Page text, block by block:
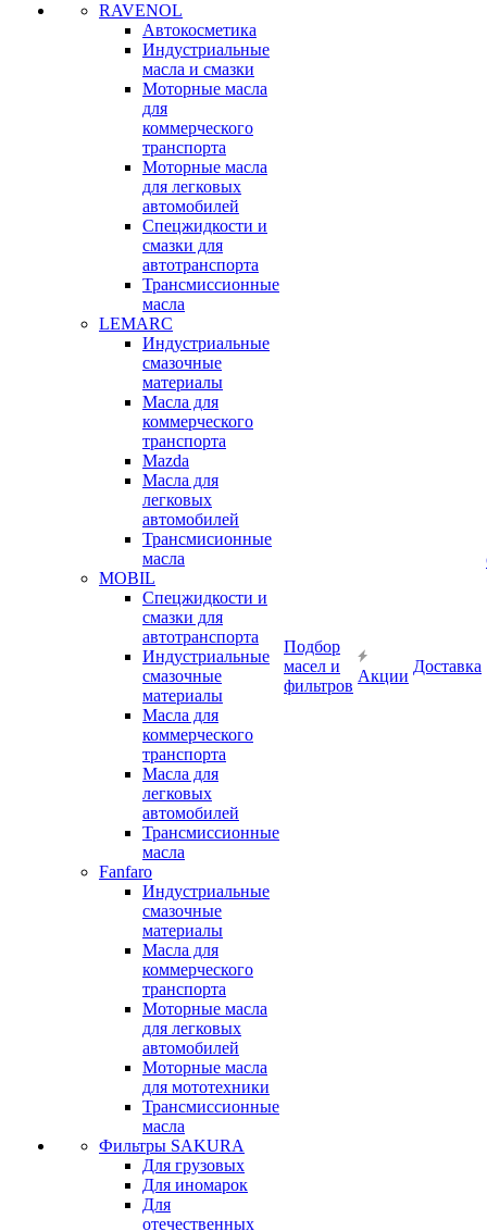
RAVENOL
Автокосметика
Индустриальные
масла и смазки
Моторные масла
для
коммерческого
транспорта
Моторные масла
для легковых
автомобилей
Спецжидкости и
смазки для
автотранспорта
Трансмиссионные
масла
LEMARC
Индустриальные
смазочные
материалы
Масла для
коммерческого
транспорта
Mazda
Масла для
легковых
автомобилей
Трансмисионные
масла
MOBIL
Cпецжидкости и
смазки для
автотранспорта
Индустриальные
смазочные
материалы
Масла для
коммерческого
транспорта
Масла для
легковых
автомобилей
Трансмиссионные
масла
Fanfaro
Индустриальные
смазочные
материалы
Масла для
коммерческого
транспорта
Моторные масла
для легковых
автомобилей
Моторные масла
для мототехники
Трансмиссионные
масла
Фильтры SAKURA
Для грузовых
Для иномарок
Для
отечественных
Подбор
масел и
фильтров
Акции
Доставка